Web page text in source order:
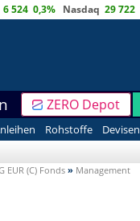
6 524 0,3% Nasdaq 29 722
ZERO Depot
Rohstoffe Devisen
(C) Fonds » Management